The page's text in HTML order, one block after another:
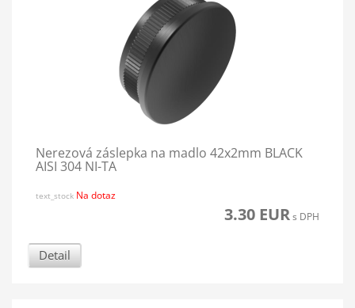
Nerezová záslepka na madlo 42x2mm BLACK
AISI 304 NI-TA
text_stock Na dotaz
3.30 EURs DPH
Detail